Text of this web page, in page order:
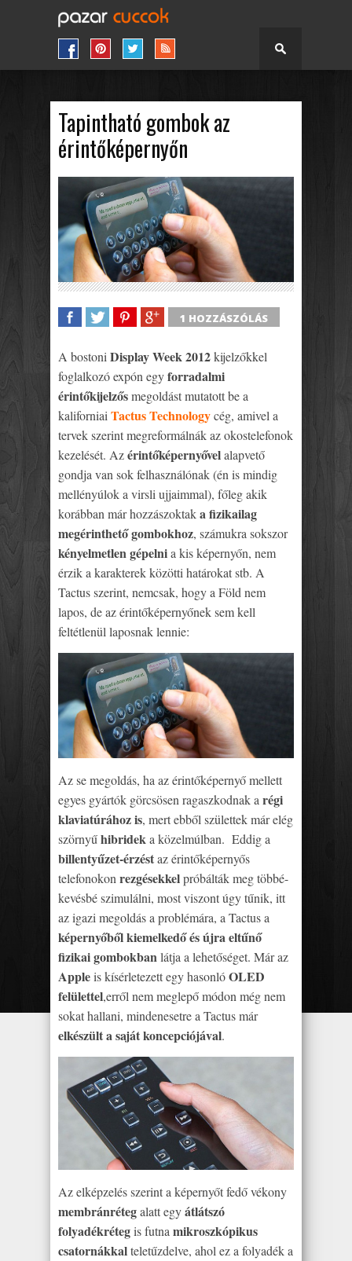
Tapintható gombok az
érintőképernyőn
1 HOZZÁSZÓLÁS
A bostoniDisplay Week 2012kijelzőkkel
foglalkozó expón egyforradalmi
érintőkijelzősmegoldást mutatott be a
kaliforniaiTactus Technologycég, amivel a
tervek szerint megreformálnák az okostelefonok
kezelését. Azérintőképernyővelalapvető
gondja van sok felhasználónak (én is mindig
mellényúlok a virsli ujjaimmal), főleg akik
korábban már hozzászoktaka fizikailag
megérinthető gombokhoz, számukra sokszor
kényelmetlen gépelnia kis képernyőn, nem
érzik a karakterek közötti határokat stb. A
Tactus szerint, nemcsak, hogy a Föld nem
lapos, de az érintőképernyőnek sem kell
feltétlenül laposnak lennie:
Az se megoldás, ha az érintőképernyő mellett
egyes gyártók görcsösen ragaszkodnak arégi
klaviatúrához is, mert ebből születtek már elég
szörnyűhibrideka közelmúlban. Eddig a
billentyűzet-érzéstaz érintőképernyős
telefonokonrezgésekkelpróbálták meg többé-
kevésbé szimulálni, most viszont úgy tűnik, itt
az igazi megoldás a problémára, a Tactus a
képernyőből kiemelkedő és újra eltűnő
fizikai gombokbanlátja a lehetőséget. Már az
Appleis kísérletezett egy hasonlóOLED
felülettel,erről nem meglepő módon még nem
sokat hallani, mindenesetre a Tactus már
elkészült a saját koncepciójával.
Az elképzelés szerint a képernyőt fedő vékony
membránrétegalatt egyátlátszó
folyadékrétegis futna mikroszkópikus
csatornákkalteletűzdelve, ahol ez a folyadék a